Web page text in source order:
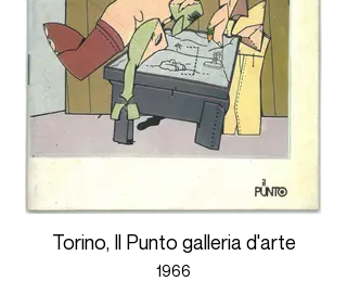
Torino, Il Punto galleria d'arte
1966